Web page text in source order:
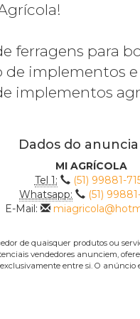
ferragens para
de implementos
implementos
Dados do
MI AGRÍCOLA
Tel 1:
(51) 99881-
Whatsapp:
(51)
E-Mail:
de quaisquer produtos ou
vendedores anunciem,
entre si. O anúncio